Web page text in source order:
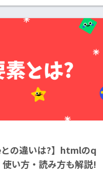
の違いは?】htmlのq
い方・読み方も解説!